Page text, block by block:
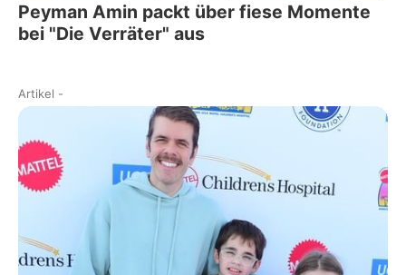
Peyman Amin packt über fiese Momente
bei "Die Verräter" aus
Artikel -